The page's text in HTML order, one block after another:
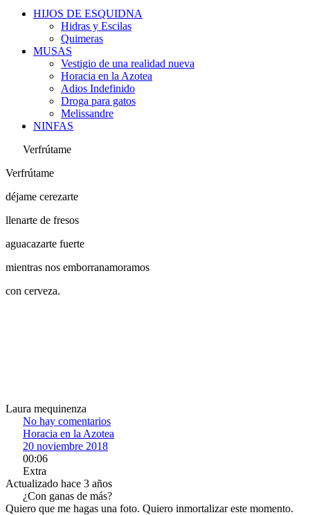
HIJOS DE ESQUIDNA
Hidras y Escilas
Quimeras
MUSAS
Vestigio de una realidad nueva
Horacia en la Azotea
Adios Indefinido
Droga para gatos
Melissandre
NINFAS
Verfrútame
Verfrútame
déjame cerezarte
llenarte de fresos
aguacazarte fuerte
mientras nos emborranamoramos
con cerveza.
Laura mequinenza
No hay comentarios
Horacia en la Azotea
20 noviembre 2018
00:06
Extra
Actualizado hace 3 años
¿Con ganas de más?
Quiero que me hagas una foto. Quiero inmortalizar este momento.